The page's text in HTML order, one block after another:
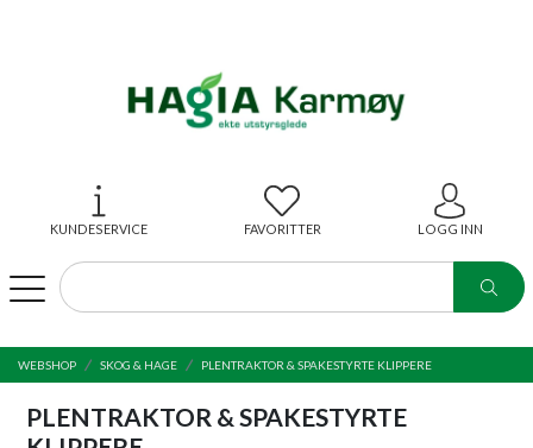
KUNDESERVICE FAVORITTER LOGG INN
WEBSHOP SKOG & HAGE PLENTRAKTOR & SPAKESTYRTE KLIPPERE
PLENTRAKTOR & SPAKESTYRTE